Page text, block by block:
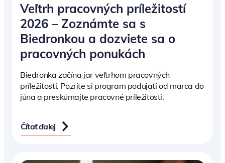
Veľtrh pracovných príležitostí
2026 – Zoznámte sa s
Biedronkou a dozviete sa o
pracovných ponukách
Biedronka začína jar veľtrhom pracovných
príležitostí. Pozrite si program podujatí od marca do
júna a preskúmajte pracovné príležitosti.
Čítať ďalej